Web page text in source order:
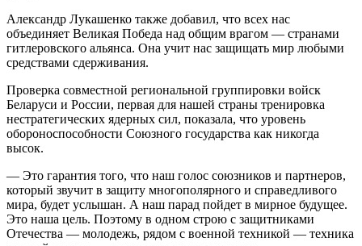
Александр Лукашенко также добавил, что всех нас
объединяет Великая Победа над общим врагом — странами
гитлеровского альянса. Она учит нас защищать мир любыми
средствами сдерживания.
Проверка совместной региональной группировки войск
Беларуси и России, первая для нашей страны тренировка
нестратегических ядерных сил, показала, что уровень
обороноспособности Союзного государства как никогда
высок.
— Это гарантия того, что наш голос союзников и партнеров,
который звучит в защиту многополярного и справедливого
мира, будет услышан. А наш парад пойдет в мирное будущее.
Это наша цель. Поэтому в одном строю с защитниками
Отечества — молодежь, рядом с военной техникой — техника